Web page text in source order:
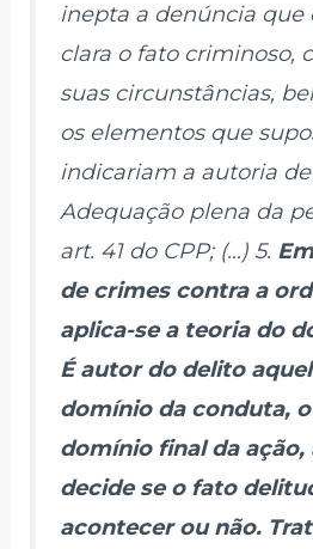
inepta a denúncia que
clara o fato criminoso,
suas circunstâncias,
os elementos que
indicariam a autoria
Adequação plena da
art. 41 do CPP; (…) 5.
de crimes contra a
aplica-se a teoria do
É autor do delito
domínio da conduta,
domínio final da ação,
decide se o fato
acontecer ou não.